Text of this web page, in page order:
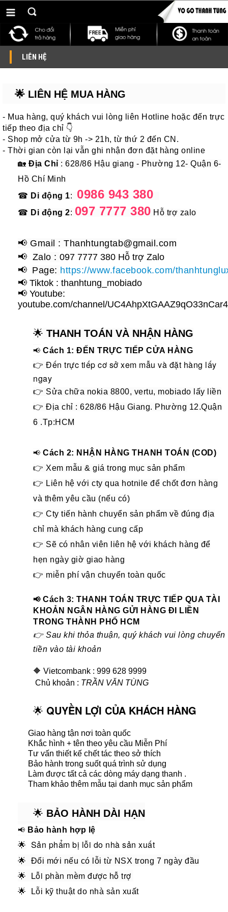
LIÊN HỆ
🌟 LIÊN HỆ MUA HÀNG
- Mua hàng, quý khách vui lòng liên Hotline hoặc đến trực
tiếp theo địa chỉ 👇
- Shop mở cửa từ 9h -> 21h, từ thứ 2 đến CN.
- Thời gian còn lại vẫn ghi nhận đơn đặt hàng online
🏡 Địa Chỉ : 628/86 Hậu giang - Phường 12- Quận 6-
Hồ Chí Minh
☎ Di động 1: 0986 943 380
☎ Di động 2: 097 7777 380 Hỗ trợ zalo
📢 Gmail : Thanhtungtab@gmail.com
📢 Zalo : 097 7777 380 Hỗ trợ Zalo
📢 Page: https://www.facebook.com/
📢 Tiktok : thanhtung_mobiado
📢 Youtube:
youtube.com/channel/
🌟 THANH TOÁN VÀ NHẬN HÀNG
📢 Cách 1: ĐẾN TRỰC TIẾP CỬA HÀNG
👉 Đến trực tiếp cơ sở xem mẫu và đặt hàng lấy
ngay
👉 Sửa chữa nokia 8800, vertu, mobiado lấy liền
👉 Địa chỉ : 628/86 Hậu Giang. Phường 12.Quận
6 .Tp:HCM
📢 Cách 2: NHẬN HÀNG THANH TOÁN (COD)
👉 Xem mẫu & giá trong mục sản phẩm
👉 Liên hệ với cty qua hotnile để chốt đơn hàng
và thêm yêu cầu (nếu có)
👉 Cty tiến hành chuyển sản phẩm về đúng địa
chỉ mà khách hàng cung cấp
👉 Sẽ có nhân viên liên hệ với khách hàng để
hẹn ngày giờ giao hàng
👉 miễn phí vận chuyển toàn quốc
📢Cách 3: THANH TOÁN TRỰC TIẾP QUA TÀI
KHOẢN NGÂN HÀNG GỬI HÀNG ĐI LIỀN
TRONG THÀNH PHỐ HCM
👉 Sau khi thỏa thuận, quý khách vui lòng chuyển
tiền vào tài khoản
🔶 Vietcombank : 999 628 9999
Chủ khoản : TRẦN VĂN TÙNG
🌟 QUYỀN LỢI CỦA KHÁCH HÀNG
Giao hàng tận nơi toàn quốc
Khắc hình + tên theo yêu cầu Miễn Phí
Tư vấn thiết kế chết tác theo sở thích
Bảo hành trong suốt quá trình sử dụng
Làm được tất cả các dòng máy dạng thanh .
Tham khảo thêm mẫu tại danh mục sản phẩm
🌟 BẢO HÀNH DÀI HẠN
📢 Bảo hành hợp lệ
🌟
Sản phẩm bị lỗi do nhà sản xuất
🌟 Đổi mới nếu có lỗi từ NSX trong 7 ngày đầu
🌟 Lỗi phần mềm được hỗ trợ
🌟 Lỗi kỹ thuật do nhà sản xuất